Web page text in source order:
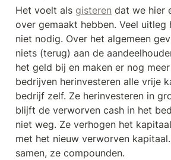
Het voelt als gisteren dat we hier
over gemaakt hebben. Veel uitleg
niet nodig. Over het algemeen
niets (terug) aan de
het geld bij en maken er nog
bedrijven herinvesteren alle vrije
bedrijf zelf. Ze herinvesteren in
blijft de verworven cash in het
niet weg. Ze verhogen het
met het nieuw verworven
samen, ze compounden.